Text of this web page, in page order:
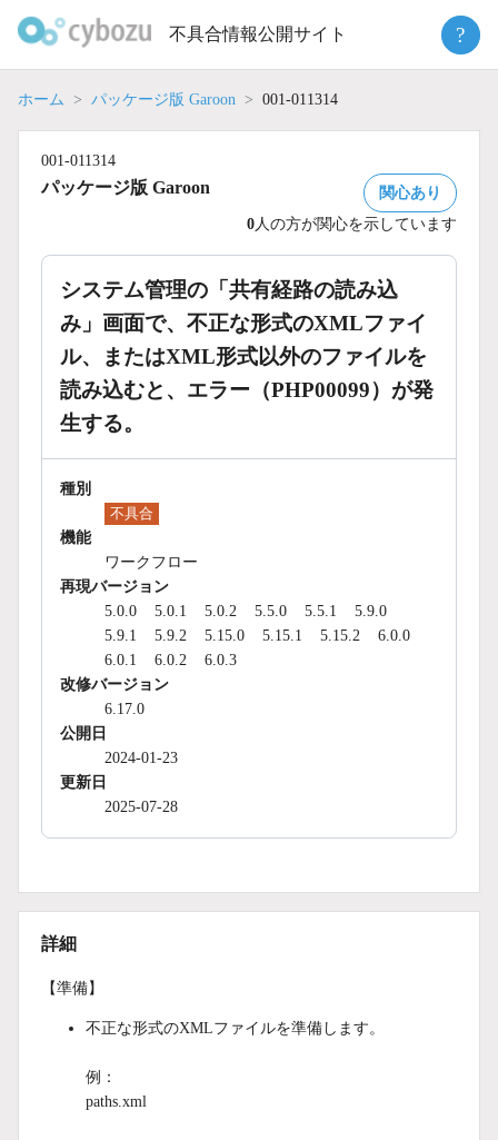
不具合情報公開サイト ?
ホーム パッケージ版 Garoon 001-011314
001-011314
パッケージ版 Garoon
関心あり
0 人の方が関心を示しています
システム管理の「共有経路の読み込
み」画面で、不正な形式のXMLファイ
ル、またはXML形式以外のファイルを
読み込むと、エラー（PHP00099）が発
生する。
種別
不具合
機能
ワークフロー
再現バージョン
5.0.0
5.0.1 5.0.2 5.5.0 5.5.1
5.9.0
5.9.1
5.9.2 5.15.0 5.15.1 5.15.2
6.0.0
6.0.1
6.0.2
6.0.3
改修バージョン
6.17.0
公開日
2024-01-23
更新日
2025-07-28
詳細
【準備】
不正な形式のXMLファイルを準備します。
例：
paths.xml